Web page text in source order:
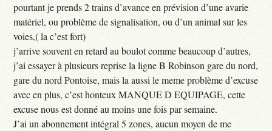
pourtant je prends 2 trains d’avance en prévision d’une avarie
matériel, ou problème de signalisation, ou d’un animal sur les
voies,( la c’est fort)
j’arrive souvent en retard au boulot comme beaucoup d’autres,
j’ai essayer à plusieurs reprise la ligne B Robinson gare du nord,
gare du nord Pontoise, mais la aussi le meme problème d’excuse
avec en plus, c’est honteux MANQUE D EQUIPAGE, cette
excuse nous est donné au moins une fois par semaine.
J’ai un abonnement intégral 5 zones, aucun moyen de me